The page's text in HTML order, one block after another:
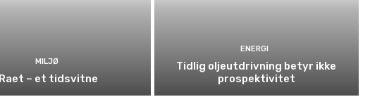
MILJØ
Raet – et tidsvitne
ENERGI
Tidlig oljeutdrivning betyr ikke
prospektivitet